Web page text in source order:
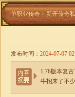
单职业传奇 > 新开传奇
发布时间： 2024-07-07
1.76版本复
牛招来了不